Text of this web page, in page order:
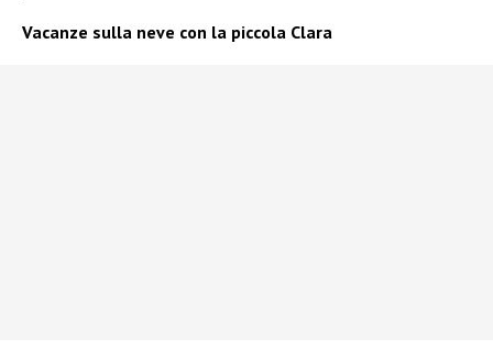
Vacanze sulla neve con la piccola Clara